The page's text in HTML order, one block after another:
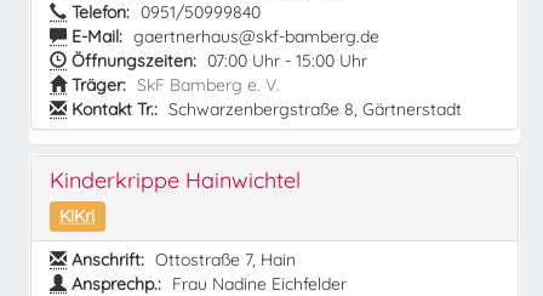
Telefon: 0951/50999840
E-Mail: gaertnerhaus@skf-bamberg.de
Öffnungszeiten: 07:00 Uhr - 15:00 Uhr
Träger: SkF Bamberg e. V.
Kontakt Tr.: Schwarzenbergstraße 8, Gärtnerstadt
Kinderkrippe Hainwichtel
KiKri
Anschrift: Ottostraße 7, Hain
Ansprechp.: Frau Nadine Eichfelder